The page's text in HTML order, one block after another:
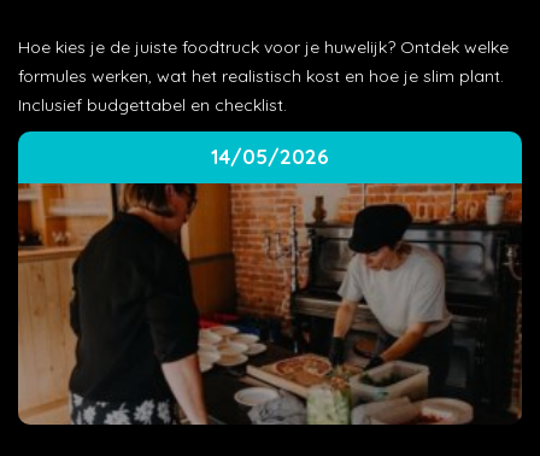
Hoe kies je de juiste foodtruck voor je huwelijk? Ontdek welke
formules werken, wat het realistisch kost en hoe je slim plant.
Inclusief budgettabel en checklist.
14/05/2026